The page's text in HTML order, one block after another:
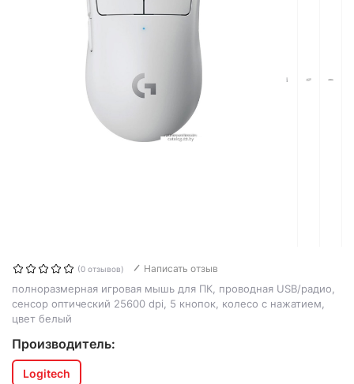
(0 отзывов) Написать отзыв
полноразмерная игровая мышь для ПК, проводная USB/радио,
сенсор оптический 25600 dpi, 5 кнопок, колесо с нажатием,
цвет белый
Производитель:
Logitech